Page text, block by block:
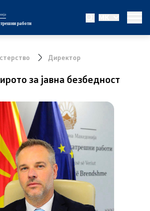
работи
MK
постапки
Директор
за јавна безбедност